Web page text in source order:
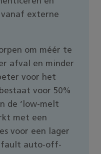
externe
om méér te
afval en minder
voor het
voor 50%
de ‘low-melt
met een
voor een lager
auto-off-